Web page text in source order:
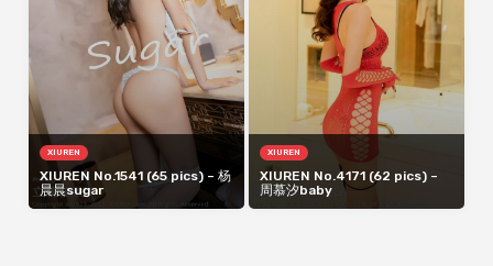
XIUREN
XIUREN No.1541 (65 pics) – 杨
晨晨sugar
XIUREN
XIUREN No.4171 (62 pics) –
周慕汐baby